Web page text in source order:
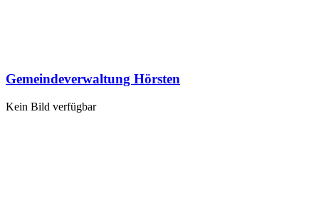
Gemeindeverwaltung Hörsten
Kein Bild verfügbar